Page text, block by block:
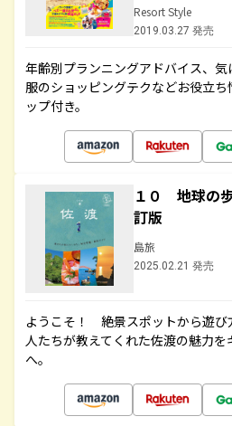
Resort Style
2019.03.27 発売
年齢別プランニングアドバイス、
服のショッピングテクなどお役立
ップ付き。
１０ 地球の
訂版
島旅
2025.02.21 発売
ようこそ！ 絶景スポットから遊び
人たちが教えてくれた佐渡の魅力
へ。